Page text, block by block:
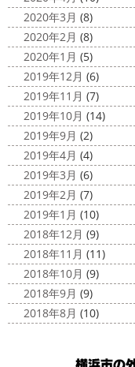
2020年3月 (8)
2020年2月 (8)
2020年1月 (5)
2019年12月 (6)
2019年11月 (7)
2019年10月 (14)
2019年9月 (2)
2019年4月 (4)
2019年3月 (6)
2019年2月 (7)
2019年1月 (10)
2018年12月 (9)
2018年11月 (11)
2018年10月 (9)
2018年9月 (9)
2018年8月 (10)